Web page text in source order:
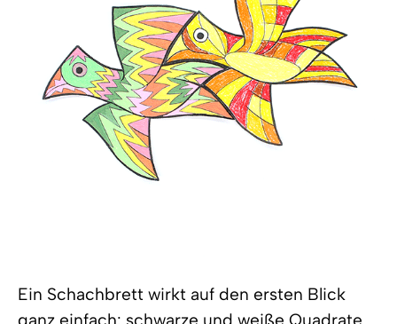
Ein Schachbrett wirkt auf den ersten Blick